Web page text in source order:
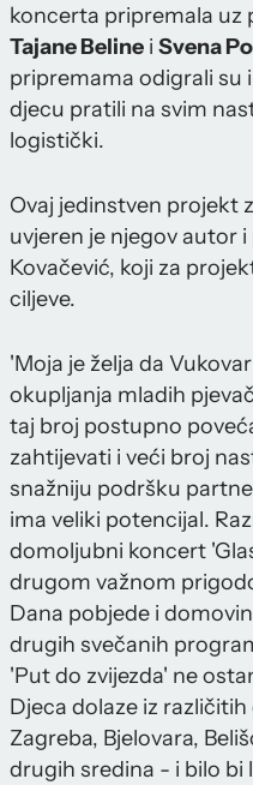
koncerta pripremala uz
Tajane Beline i Svena
pripremama odigrali su
djecu pratili na svim
logistički.
Ovaj jedinstven projekt
uvjeren je njegov autor
Kovačević, koji za
ciljeve.
'Moja je želja da
okupljanja mladih
taj broj postupno
zahtijevati i veći broj
snažniju podršku
ima veliki potencijal.
domoljubni koncert
drugom važnom
Dana pobjede i
drugih svečanih
'Put do zvijezda' ne
Djeca dolaze iz
Zagreba, Bjelovara,
drugih sredina - i bilo bi